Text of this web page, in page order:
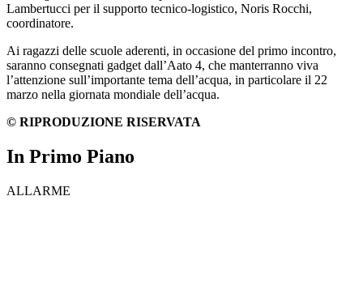
Lambertucci per il supporto tecnico-logistico, Noris Rocchi,
coordinatore.
Ai ragazzi delle scuole aderenti, in occasione del primo incontro,
saranno consegnati gadget dall’Aato 4, che manterranno viva
l’attenzione sull’importante tema dell’acqua, in particolare il 22
marzo nella giornata mondiale dell’acqua.
© RIPRODUZIONE RISERVATA
In Primo Piano
ALLARME